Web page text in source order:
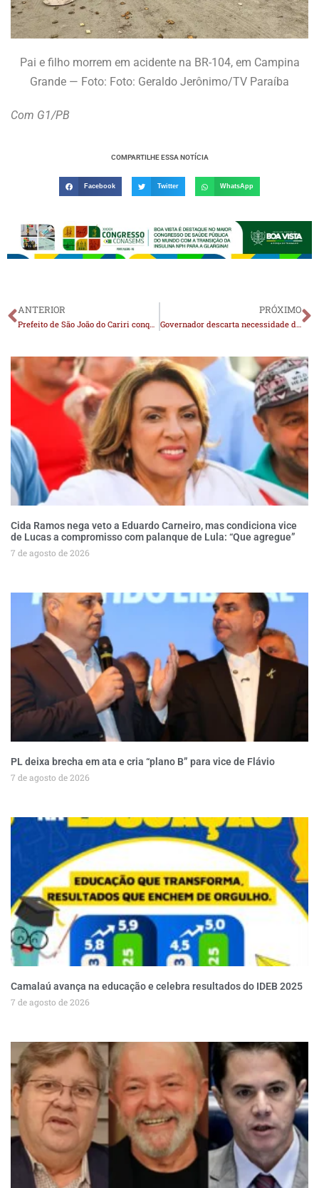
Pai e filho morrem em acidente na BR-104, em Campina
Grande — Foto: Foto: Geraldo Jerônimo/TV Paraíba
Com G1/PB
COMPARTILHE ESSA NOTÍCIA
Facebook Twitter WhatsApp
ANTERIOR
Prefeito de São João do Cariri conquista nova van para saúde e outros benefícios junto ao senador Veneziano
PRÓXIMO
Governador descarta necessidade de tropas federais e envia posição ao TRE-PB nesta quarta
Cida Ramos nega veto a Eduardo Carneiro, mas condiciona vice
de Lucas a compromisso com palanque de Lula: “Que agregue”
7 de agosto de 2026
PL deixa brecha em ata e cria “plano B” para vice de Flávio
7 de agosto de 2026
Camalaú avança na educação e celebra resultados do IDEB 2025
7 de agosto de 2026